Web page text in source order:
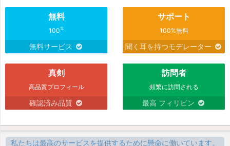
無料
100%
無料サービス
サポート
100%無料
聞く耳を持つモデレーター
真剣
高品質プロフィール
確認済み品質
訪問者
頻繁に訪問される
最高 フィリピン
私たちは最高のサービスを提供するために懸命に働いています。